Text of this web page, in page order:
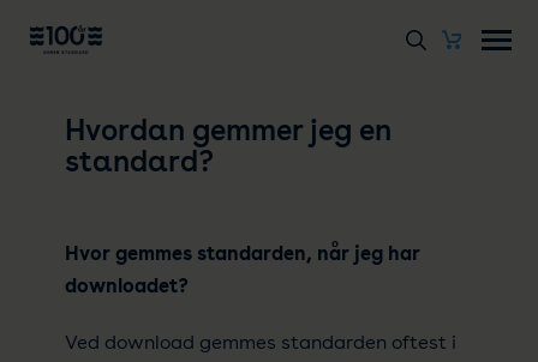
Hvordan gemmer jeg en
standard?
Hvor gemmes standarden, når jeg har
downloadet?
Ved download gemmes standarden oftest i